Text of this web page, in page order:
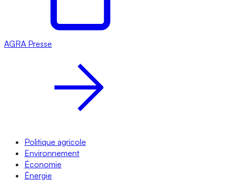
AGRA Presse
Politique agricole
Environnement
Économie
Énergie